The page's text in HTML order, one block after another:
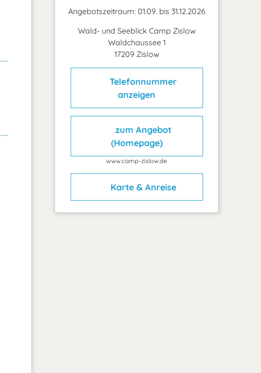
Angebotszeitraum: 01.09. bis 31.12.2026
Wald- und Seeblick Camp Zislow
Waldchaussee 1
17209 Zislow
Telefonnummer
anzeigen
zum Angebot
(Homepage)
www.camp-zislow.de
Karte & Anreise